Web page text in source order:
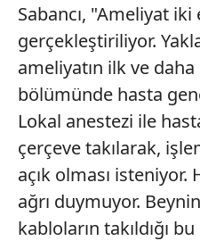
Sabancı, "Ameliyat iki
gerçekleştiriliyor.
ameliyatın ilk ve
bölümünde hasta
Lokal anestezi ile
çerçeve takılarak,
açık olması
ağrı duymuyor.
kabloların takıldığı